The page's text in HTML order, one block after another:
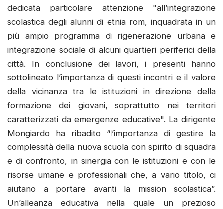
dedicata particolare attenzione "all’integrazione
scolastica degli alunni di etnia rom, inquadrata in un
più ampio programma di rigenerazione urbana e
integrazione sociale di alcuni quartieri periferici della
città. In conclusione dei lavori, i presenti hanno
sottolineato l’importanza di questi incontri e il valore
della vicinanza tra le istituzioni in direzione della
formazione dei giovani, soprattutto nei territori
caratterizzati da emergenze educative". La dirigente
Mongiardo ha ribadito “l’importanza di gestire la
complessità della nuova scuola con spirito di squadra
e di confronto, in sinergia con le istituzioni e con le
risorse umane e professionali che, a vario titolo, ci
aiutano a portare avanti la mission scolastica”.
Un’alleanza educativa nella quale un prezioso